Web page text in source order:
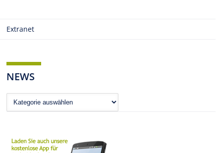
Extranet
NEWS
News